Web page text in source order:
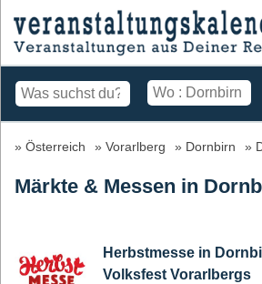
Österreich Vorarlberg Dornbirn
Märkte & Messen in
Herbstmesse in
Volksfest Vorarlbergs